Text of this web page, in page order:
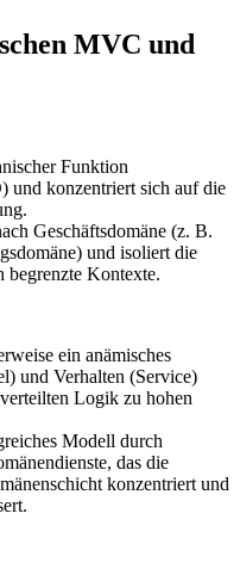
MVC und
Funktion
und konzentriert sich auf die
Geschäftsdomäne (z. B.
und isoliert die
begrenzte Kontexte.
ein anämisches
und Verhalten (Service)
Logik zu hohen
Modell durch
das die
konzentriert und